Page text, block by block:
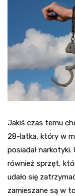
Jakiś czas temu
28-latka, który w
posiadał
również sprzęt,
udało się
zamieszane są w